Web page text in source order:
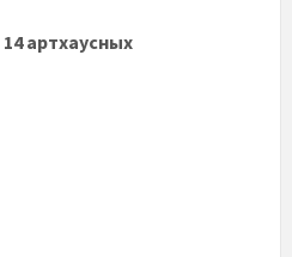
14 артхаусных